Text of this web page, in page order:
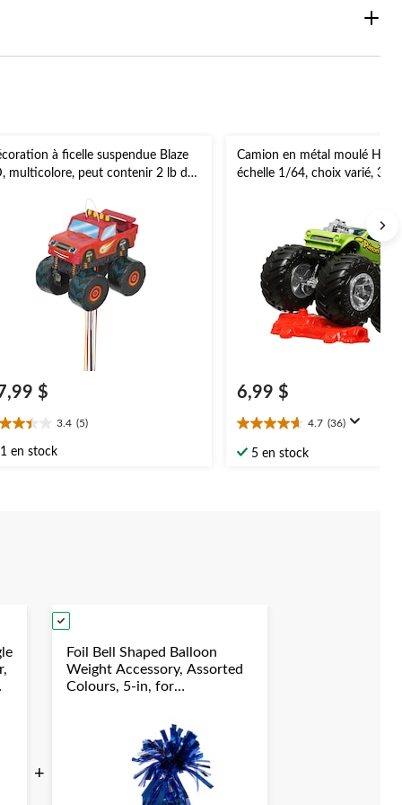
à ficelle suspendue Blaze
multicolore, peut contenir 2 lb de
$
3.4 (5)
1 en stock
Camion en métal moulé Hot
échelle 1/64, choix varié, 3
6,99 $
4.7 (36)
4.7
étoile(s)
5 en stock
+
Foil Bell Shaped Balloon
Weight Accessory, Assorted
Colours, 5-in, for